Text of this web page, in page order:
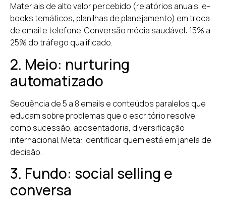
Materiais de alto valor percebido (relatórios anuais, e-
books temáticos, planilhas de planejamento) em troca
de email e telefone. Conversão média saudável: 15% a
25% do tráfego qualificado.
2. Meio: nurturing
automatizado
Sequência de 5 a 8 emails e conteúdos paralelos que
educam sobre problemas que o escritório resolve,
como sucessão, aposentadoria, diversificação
internacional. Meta: identificar quem está em janela de
decisão.
3. Fundo: social selling e
conversa